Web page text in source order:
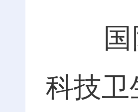
国际
科技卫